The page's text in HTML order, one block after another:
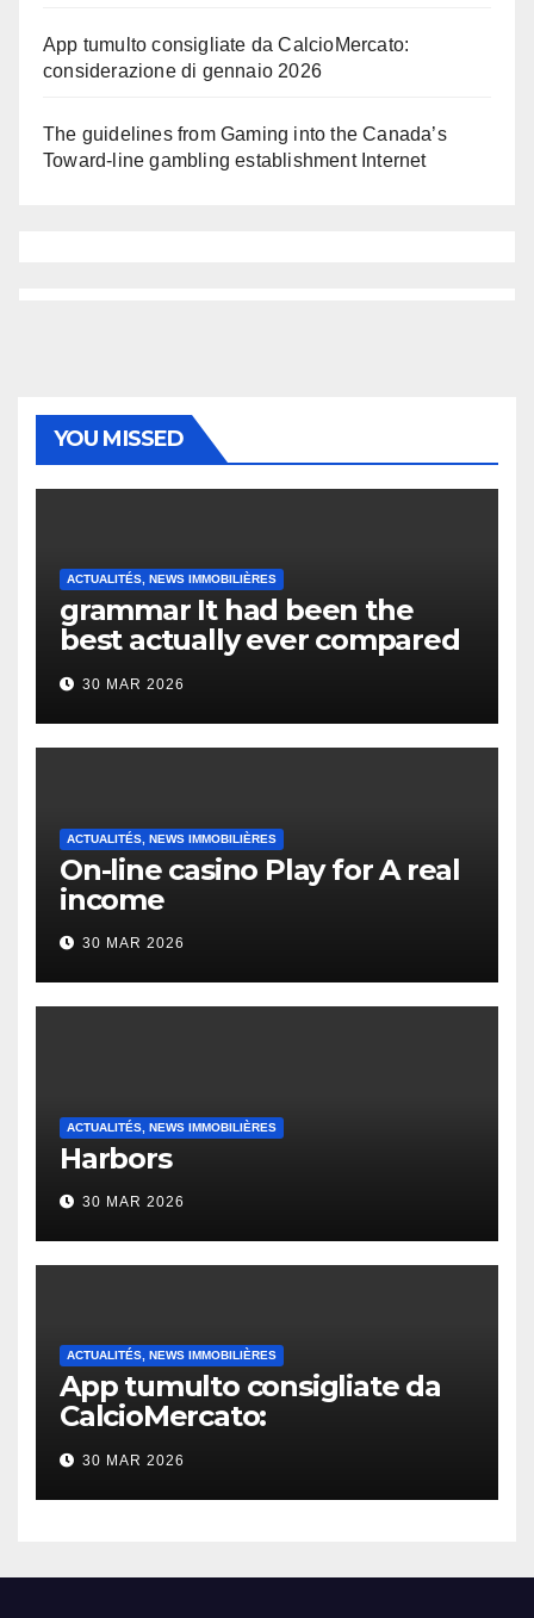
App tumulto consigliate da CalcioMercato:
considerazione di gennaio 2026
The guidelines from Gaming into the Canada’s
Toward-line gambling establishment Internet
YOU MISSED
ACTUALITÉS, NEWS IMMOBILIÈRES
grammar It had been the
best actually ever compared
to it’s the top actually?
English Vocabulary Learners
Heap Change
30 MAR 2026
ACTUALITÉS, NEWS IMMOBILIÈRES
On-line casino Play for A real
income
30 MAR 2026
ACTUALITÉS, NEWS IMMOBILIÈRES
Harbors
30 MAR 2026
ACTUALITÉS, NEWS IMMOBILIÈRES
App tumulto consigliate da
CalcioMercato:
considerazione di gennaio
2026
30 MAR 2026